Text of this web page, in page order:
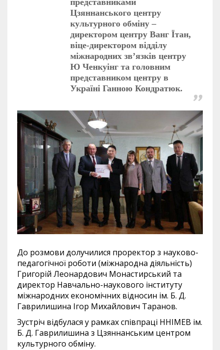
Цзяннанського центру
культурного обміну –
директором центру Ванг Їтан,
віце-директором відділу
міжнародних зв’язків центру
Ю Ченкуінг та головним
представником центру в
Україні Ганною Кондратюк.
До розмови долучилися проректор з науково-
педагогічної роботи (міжнародна діяльність)
Григорій Леонардович Монастирський та
директор Навчально-наукового інституту
міжнародних економічних відносин ім. Б. Д.
Гаврилишина Ігор Михайлович Таранов.
Зустріч відбулася у рамках співпраці ННІМЕВ ім.
Б. Д. Гаврилишина з Цзяннанським центром
культурного обміну.